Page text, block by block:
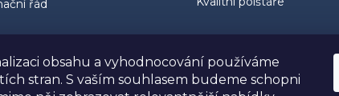
obsahu a vyhodnocování používáme
stran. S vaším souhlasem budeme schopni
řád